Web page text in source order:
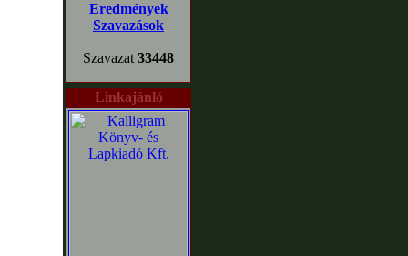
Eredmények
Szavazások
Szavazat 33448
Linkajánló